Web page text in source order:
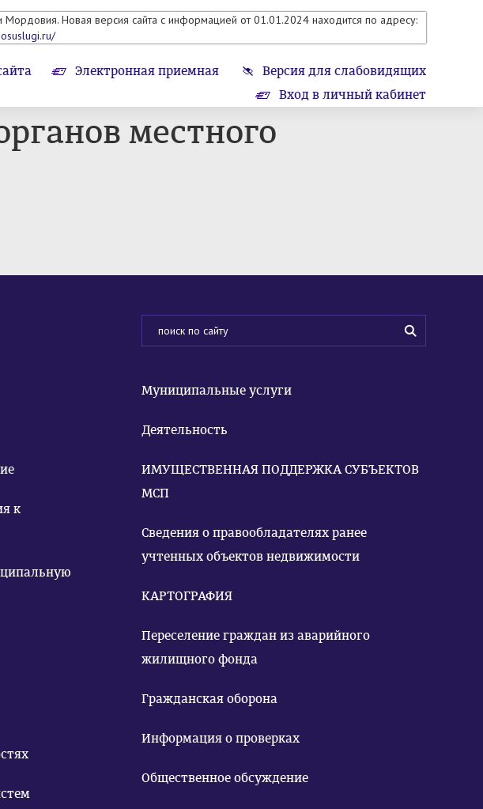
Мордовия. Новая версия сайта с информацией от 01.01.2024 находится по адресу:
Электронная приемная
Версия для слабовидящих
Вход в личный кабинет
местного
к
Муниципальные услуги
Деятельность
ИМУЩЕСТВЕННАЯ ПОДДЕРЖКА СУБЪЕКТОВ
МСП
Сведения о правообладателях ранее
учтенных объектов недвижимости
КАРТОГРАФИЯ
Переселение граждан из аварийного
жилищного фонда
Гражданская оборона
Информация о проверках
Общественное обсуждение